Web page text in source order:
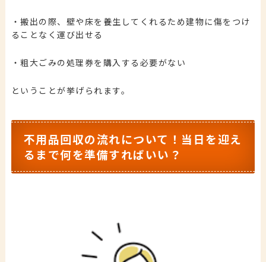
・搬出の際、壁や床を養生してくれるため建物に傷をつけ
ることなく運び出せる
・粗大ごみの処理券を購入する必要がない
ということが挙げられます。
不用品回収の流れについて！当日を迎え
るまで何を準備すればいい？